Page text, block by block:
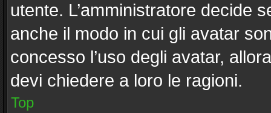
utente. L’amministratore decide
anche il modo in cui gli avatar
concesso l’uso degli avatar,
devi chiedere a loro le ragioni.
Top